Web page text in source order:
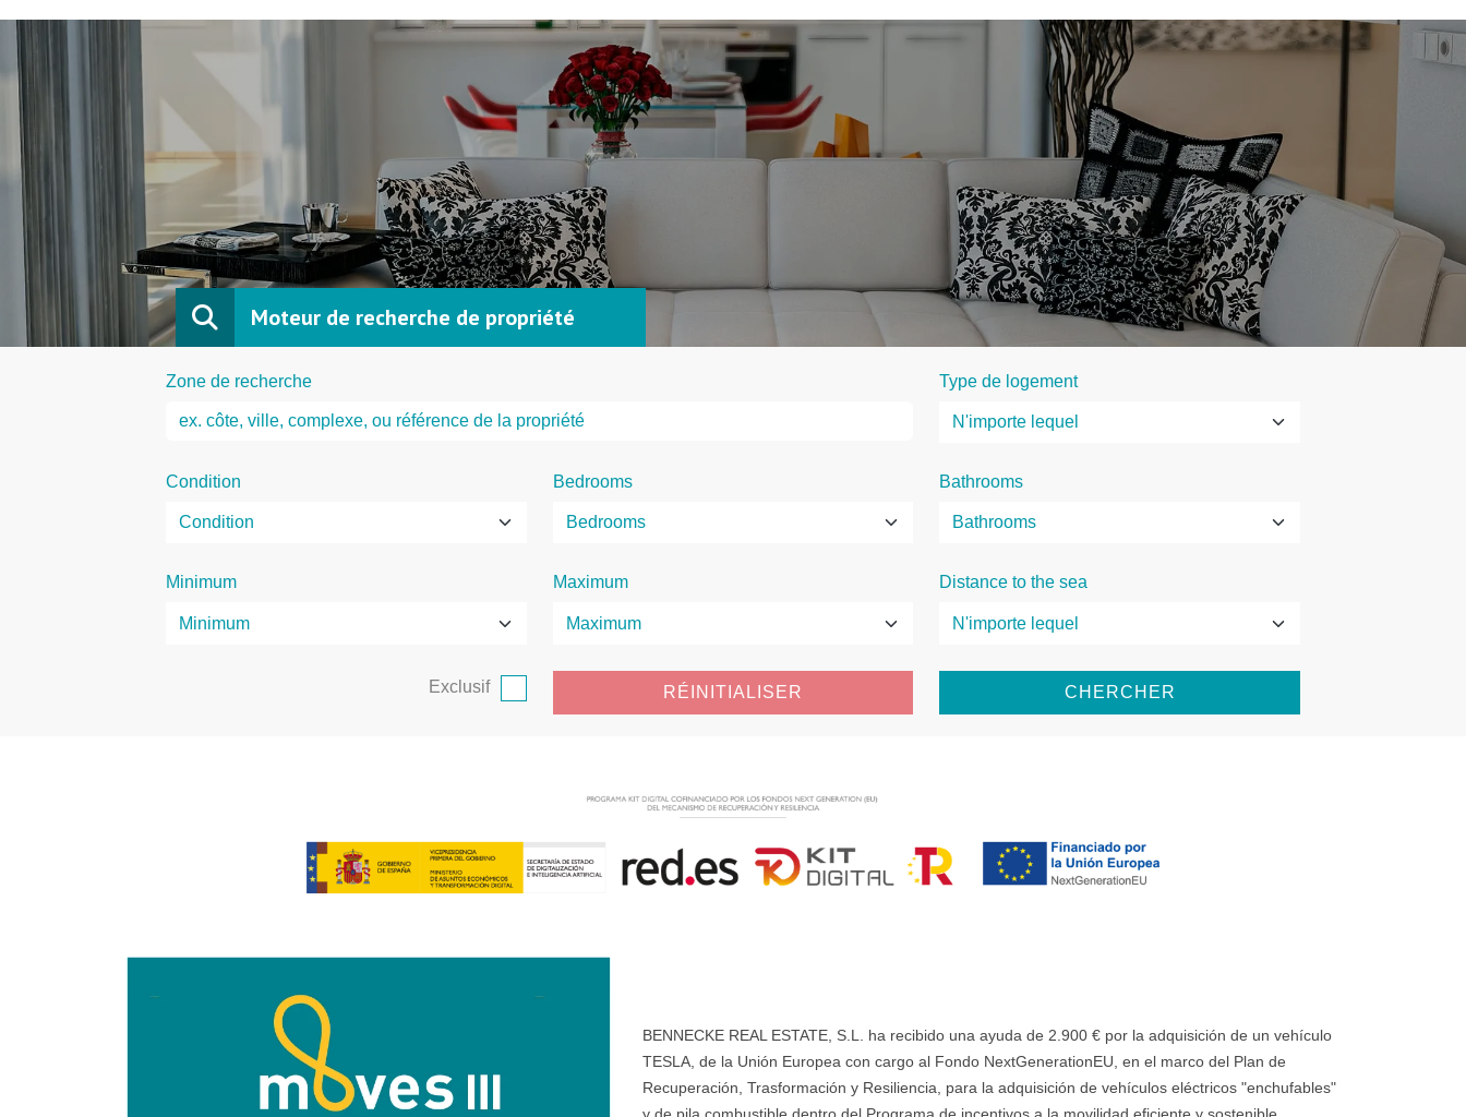
Moteur de recherche de propriété
Zone de recherche Type de logement
Condition Bedrooms Bathrooms
Minimum Maximum Distance to the sea
Exclusif RÉINITIALISER CHERCHER
BENNECKE REAL ESTATE, S.L. ha recibido una ayuda de 2.900 € por la adquisición de un vehículo
TESLA, de la Unión Europea con cargo al Fondo NextGenerationEU, en el marco del Plan de
Recuperación, Trasformación y Resiliencia, para la adquisición de vehículos eléctricos "enchufables"